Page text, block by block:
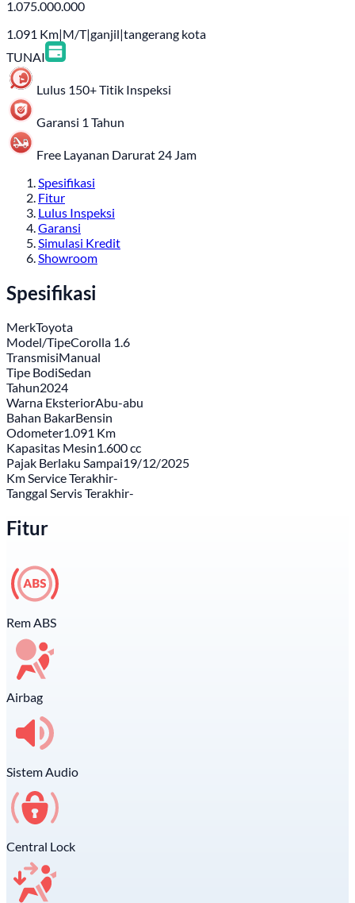
1.075.000.000
1.091 Km|M/T|ganjil|tangerang kota
TUNAI
Lulus 150+ Titik Inspeksi
Garansi 1 Tahun
Free Layanan Darurat 24 Jam
Spesifikasi
Fitur
Lulus Inspeksi
Garansi
Simulasi Kredit
Showroom
Spesifikasi
MerkToyota
Model/TipeCorolla 1.6
TransmisiManual
Tipe BodiSedan
Tahun2024
Warna EksteriorAbu-abu
Bahan BakarBensin
Odometer1.091 Km
Kapasitas Mesin1.600 cc
Pajak Berlaku Sampai19/12/2025
Km Service Terakhir-
Tanggal Servis Terakhir-
Fitur
Rem ABS
Airbag
Sistem Audio
Central Lock